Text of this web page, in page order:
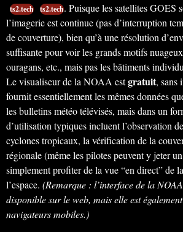
ts2.tech ts2.tech. Puisque les satellites GOES
l’imagerie est continue (pas d’interruption
de couverture), bien qu’à une résolution
suffisante pour voir les grands motifs
ouragans, etc., mais pas les bâtiments
Le visualiseur de la NOAA estgratuit, sans
fournit essentiellement les mêmes données
les bulletins météo télévisés, mais dans un
d’utilisation typiques incluent l’observation
cyclones tropicaux, la vérification de la
régionale (même les pilotes peuvent y jeter
simplement profiter de la vue “en direct” de
l’espace. (Remarque : l’interface de la
disponible sur le web, mais elle est
navigateurs mobiles.)